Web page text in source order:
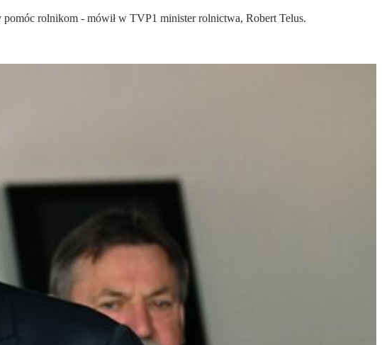
rolnikom - mówił w TVP1 minister rolnictwa, Robert Telus.